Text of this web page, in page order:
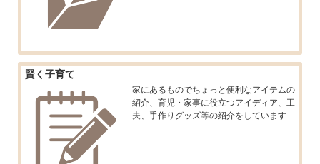
賢く子育て
家にあるものでちょっと便利なアイテムの
紹介、育児・家事に役立つアイディア、工
夫、手作りグッズ等の紹介をしています